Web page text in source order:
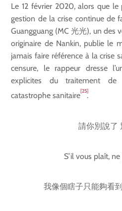
Le 12 février 2020, alors que le
gestion de la crise continue de
Guangguang (MC 光光), un des
originaire de Nankin, publie le
jamais faire référence à la crise
censure, le rappeur dresse
explicites du traitement
catastrophe sanitaire[25].
請你別說了
S’il vous plaît,
我像個瞎子只能夠看